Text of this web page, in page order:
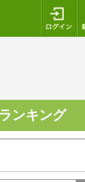
ンキング